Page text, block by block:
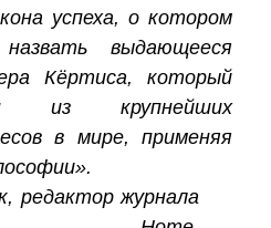
успеха, о котором
выдающееся
Кёртиса, который
из крупнейших
в мире, применяя
редактор журнала